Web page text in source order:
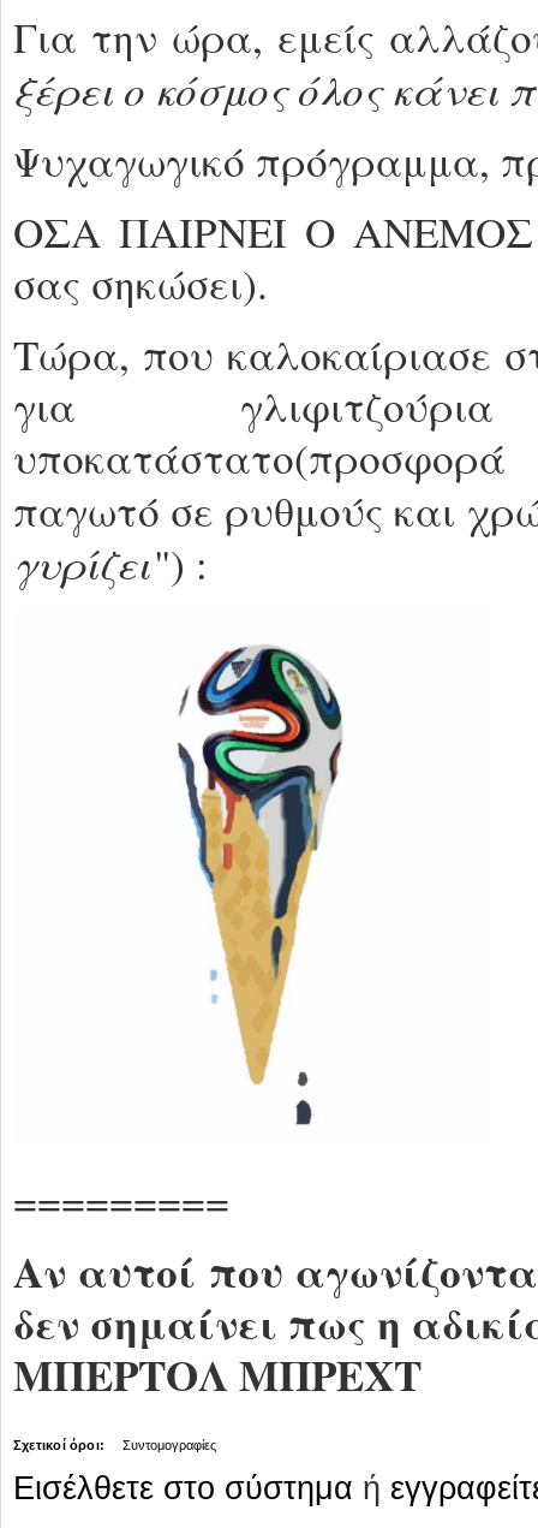
Για την ώρα, εμείς
ξέρει ο κόσμος όλος κάνει
Ψυχαγωγικό πρόγραμμα,
ΟΣΑ ΠΑΙΡΝΕΙ Ο ΑΝΕΜΟΣ
σας σηκώσει).
Τώρα, που καλοκαίριασε
για
παγωτό σε ρυθμούς και
γυρίζει") :
=========
Αν αυτοί που
δεν σημαίνει πως η
ΜΠΕΡΤΟΛ ΜΠΡΕΧΤ
Σχετικοί όροι: Συντομογραφίες
Εισέλθετε στο σύστημα ή